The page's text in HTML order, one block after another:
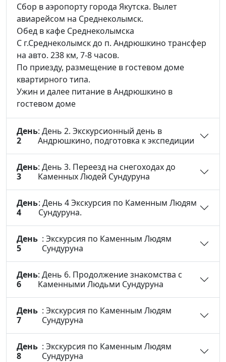
Сбор в аэропорту города Якутска. Вылет
авиарейсом на Среднеколымск.
Обед в кафе Среднеколымска
С г.Среднеколымск до п. Андрюшкино трансфер
на авто. 238 км, 7-8 часов.
По приезду, размещение в гостевом доме
квартирного типа.
Ужин и далее питание в Андрюшкино в
гостевом доме
День
2
: День 2. Экскурсионный день в
Андрюшкино, подготовка к экспедиции
День
3
: День 3. Переезд на снегоходах до
Каменных Людей Сундуруна
День
4
: День 4 Экскурсия по Каменным Людям
Сундуруна.
День
5
: Экскурсия по Каменным Людям
Сундуруна
День
6
: День 6. Продолжение знакомства с
Каменными Людьми Сундуруна
День
7
: Экскурсия по Каменным Людям
Сундуруна
День
8
: Экскурсия по Каменным Людям
Сундуруна